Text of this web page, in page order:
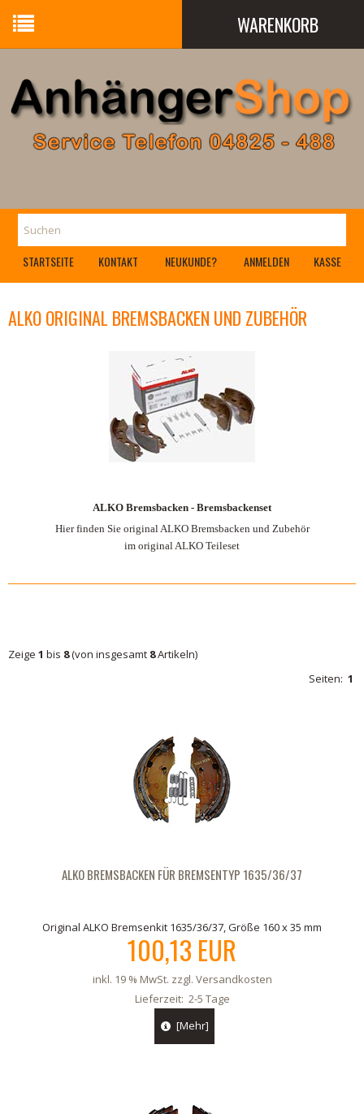
WARENKORB
STARTSEITE KONTAKT NEUKUNDE? ANMELDEN KASSE
ALKO ORIGINAL BREMSBACKEN UND ZUBEHÖR
ALKO Bremsbacken - Bremsbackenset
Hier finden Sie original ALKO Bremsbacken und Zubehör
im original ALKO Teileset
Zeige 1 bis 8(von insgesamt 8Artikeln)
Seiten: 1
ALKO BREMSBACKEN FÜR BREMSENTYP 1635/36/37
Original ALKO Bremsenkit 1635/36/37, Größe 160 x 35 mm
100,13 EUR
inkl. 19 % MwSt. zzgl. Versandkosten
Lieferzeit: 2-5 Tage
[Mehr]